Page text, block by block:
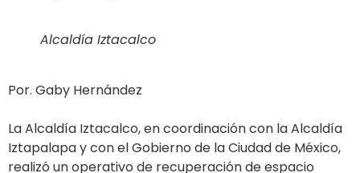
Alcaldía Iztacalco
Por. Gaby Hernández
La Alcaldía Iztacalco, en coordinación con la Alcaldía
Iztapalapa y con el Gobierno de la Ciudad de México,
realizó un operativo de recuperación de espacio